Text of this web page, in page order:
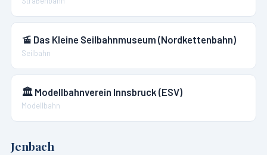
🚡 Das Kleine Seilbahnmuseum (Nordkettenbahn)
Seilbahn
🏛️ Modellbahnverein Innsbruck (ESV)
Modellbahn
Jenbach